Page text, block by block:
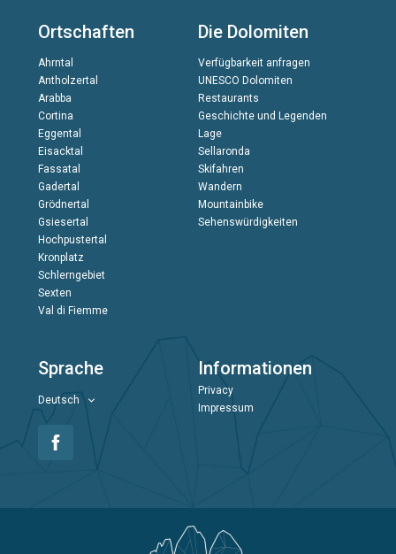
Ortschaften
Ahrntal
Antholzertal
Arabba
Cortina
Eggental
Eisacktal
Fassatal
Gadertal
Grödnertal
Gsiesertal
Hochpustertal
Kronplatz
Schlerngebiet
Sexten
Val di Fiemme
Die Dolomiten
Verfügbarkeit anfragen
UNESCO Dolomiten
Restaurants
Geschichte und Legenden
Lage
Sellaronda
Skifahren
Wandern
Mountainbike
Sehenswürdigkeiten
Sprache
Deutsch
Informationen
Privacy
Impressum